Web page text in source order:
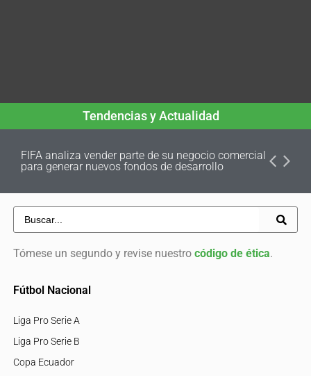
Tendencias y Actualidad
FIFA analiza vender parte de su negocio comercial
para generar nuevos fondos de desarrollo
Tómese un segundo y revise nuestro código de ética.
Fútbol Nacional
Liga Pro Serie A
Liga Pro Serie B
Copa Ecuador